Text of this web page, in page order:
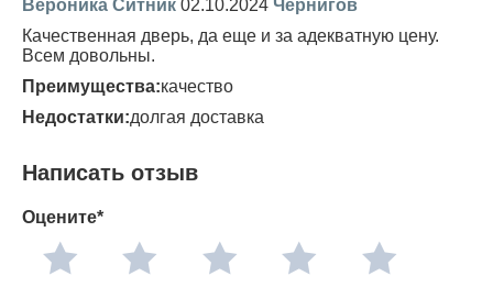
Вероника Ситник 02.10.2024 Чернигов
Качественная дверь, да еще и за адекватную цену.
Всем довольны.
Преимущества:качество
Недостатки:долгая доставка
Написать отзыв
Оцените*